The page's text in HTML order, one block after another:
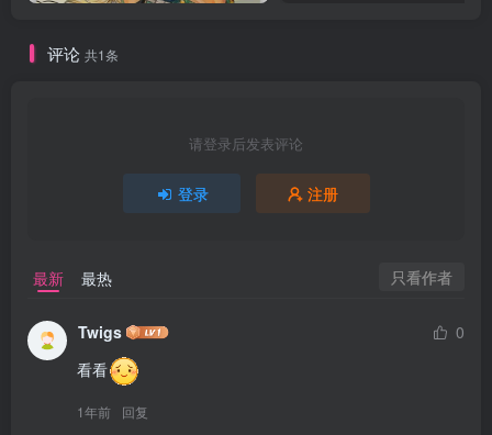
评论 共1条
请登录后发表评论
登录 注册
最新 最热 只看作者
Twigs
0
看看
1年前 回复